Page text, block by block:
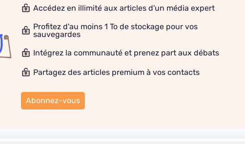
Accédez en illimité aux articles d'un média expert
Profitez d'au moins 1 To de stockage pour vos
sauvegardes
Intégrez la communauté et prenez part aux débats
Partagez des articles premium à vos contacts
Abonnez-vous